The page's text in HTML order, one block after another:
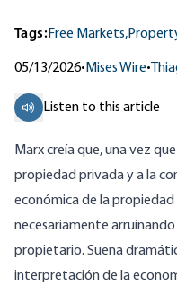
Tags:Free Markets,
05/13/2026• Mises Wire•
Listen to this article
Marxcreíaque, una vez
propiedad privada y a la
económica de la propiedad
necesariamente
propietario. Suena
interpretación de la